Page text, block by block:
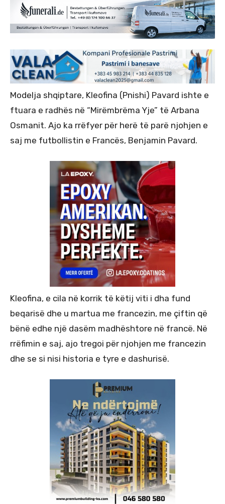
Modelja shqiptare, Kleofina (Pnishi) Pavard ishte e
ftuara e radhës në “Mirëmbrëma Yje” të Arbana
Osmanit. Ajo ka rrëfyer për herë të parë njohjen e
saj me futbollistin e Francës, Benjamin Pavard.
Kleofina, e cila në korrik të këtij viti i dha fund
beqarisë dhe u martua me francezin, me çiftin që
bënë edhe një dasëm madhështore në francë. Në
rrëfimin e saj, ajo tregoi për njohjen me francezin
dhe se si nisi historia e tyre e dashurisë.